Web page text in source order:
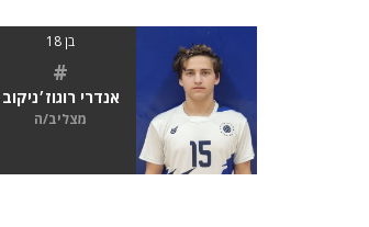
בן 18
#
אנדרי רוגוז׳ניקוב
מצליב/ה